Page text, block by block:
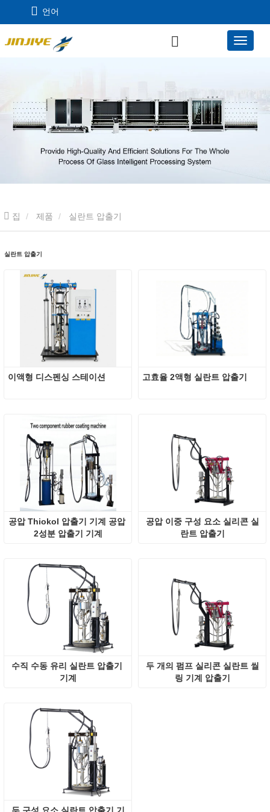
언어
집 제품 실란트 압출기
실란트 압출기
이액형 디스펜싱 스테이션 고효율 2액형 실란트 압출기
공압 Thiokol 압출기 기계 공압
2성분 압출기 기계
공압 이중 구성 요소 실리콘 실
란트 압출기
수직 수동 유리 실란트 압출기
기계
두 개의 펌프 실리콘 실란트 씰
링 기계 압출기